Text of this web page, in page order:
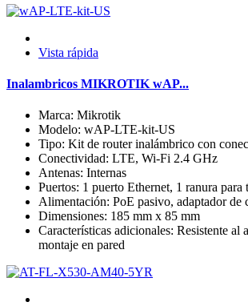
Vista rápida
Inalambricos MIKROTIK wAP...
Marca: Mikrotik
Modelo: wAP-LTE-kit-US
Tipo: Kit de router inalámbrico con
Conectividad: LTE, Wi-Fi 2.4 GHz
Antenas: Internas
Puertos: 1 puerto Ethernet, 1 ranura para
Alimentación: PoE pasivo, adaptador de
Dimensiones: 185 mm x 85 mm
Características adicionales: Resistente al
montaje en pared